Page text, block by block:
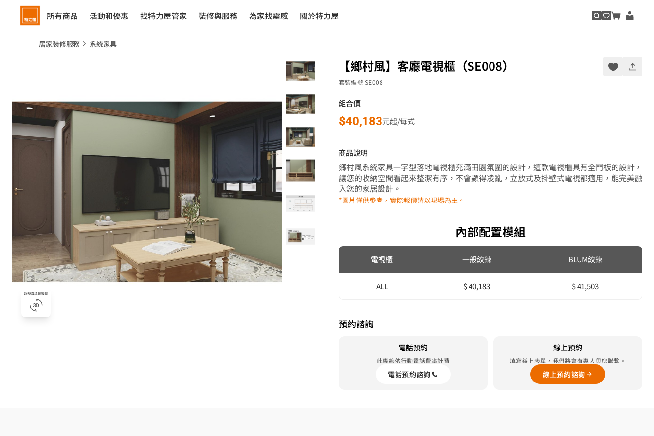
所有商品 活動和優惠 找特力屋管家 裝修與服務 為家找靈感 關於特力屋
居家裝修服務 系統家具
【鄉村風】客廳電視櫃（SE008）
套裝編號 SE008
組合價
$40,183元起/每式
商品說明
鄉村風系統家具一字型落地電視櫃充滿田園氛圍的設計，這款電視櫃具有全門板的設計，
讓您的收納空間看起來整潔有序，不會顯得凌亂，立放式及掛壁式電視都適用，能完美融
入您的家居設計。
*圖片僅供參考，實際報價請以現場為主。
內部配置模組
電視櫃 一般絞鍊 BLUM絞鍊
ALL $ 40,183 $ 41,503
預約諮詢
電話預約
此專線依行動電話費率計費
電話預約諮詢
線上預約
填寫線上表單，我們將會有專人與您聯繫。
線上預約諮詢